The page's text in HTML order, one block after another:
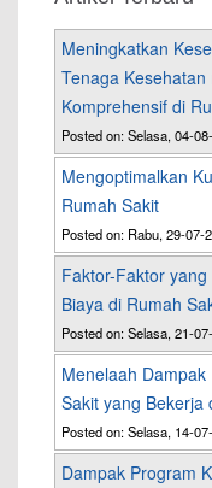
Meningkatkan
Tenaga
Komprehensif di
Posted on: Selasa, 04-
Mengoptimalkan
Rumah Sakit
Posted on: Rabu, 29-07-
Faktor-Faktor
Biaya di Rumah
Posted on: Selasa, 21-
Menelaah
Sakit yang Bekerja
Posted on: Selasa, 14-
Dampak Program